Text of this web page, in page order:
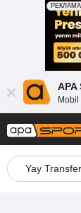
APA
Mobil
Yay